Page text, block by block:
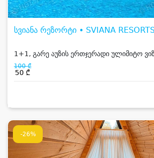
სვიანა რეზორტი • SVIANA
1+1, გარე აუზის ერთჯერადი ულიმიტო
100 ₾
50 ₾
-26%